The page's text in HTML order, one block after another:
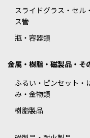
スライドグラス・セル
ス管
瓶・容器類
金属・樹脂・磁製品・そ
ふるい・ピンセット・
み・金物類
樹脂製品